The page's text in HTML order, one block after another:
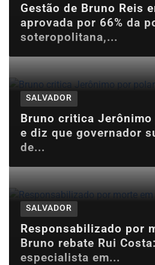
Gestão de Bruno Reis
aprovada por 66% da
soteropolitana,...
SALVADOR
Bruno critica
e diz que governador
de...
SALVADOR
Responsabilizado por
Bruno rebate Rui
especialista em...